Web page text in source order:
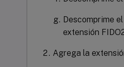
Descomprime
extensión
Agrega la